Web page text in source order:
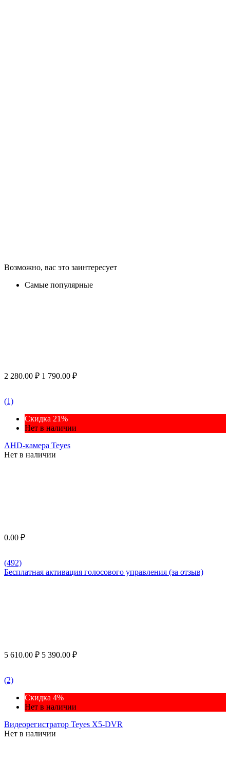
Возможно, вас это заинтересует
Самые популярные
2 280.00 ₽ 1 790.00 ₽
(1)
Скидка 21%
Нет в наличии
AHD-камера Teyes
Нет в наличии
0.00 ₽
(492)
Бесплатная активация голосового управления (за отзыв)
5 610.00 ₽ 5 390.00 ₽
(2)
Скидка 4%
Нет в наличии
Видеорегистратор Teyes X5-DVR
Нет в наличии